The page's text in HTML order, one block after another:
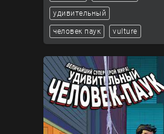
удивительный
человек паук vulture